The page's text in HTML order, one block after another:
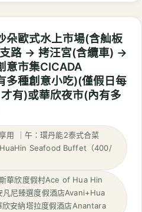
朵歐式水上市場(含舢板
路 → 拷汪宮(含纜車) →
意市集CICADA
多種創意小吃)(僅假日每
有)或華欣夜市(內有多
用 ｜午：環丹能2泰式合菜
Seafood Buffet（400/
華欣度假村Ace of Hua Hin
尼臻選度假酒店Avani+Hua
安納塔拉度假酒店Anantara